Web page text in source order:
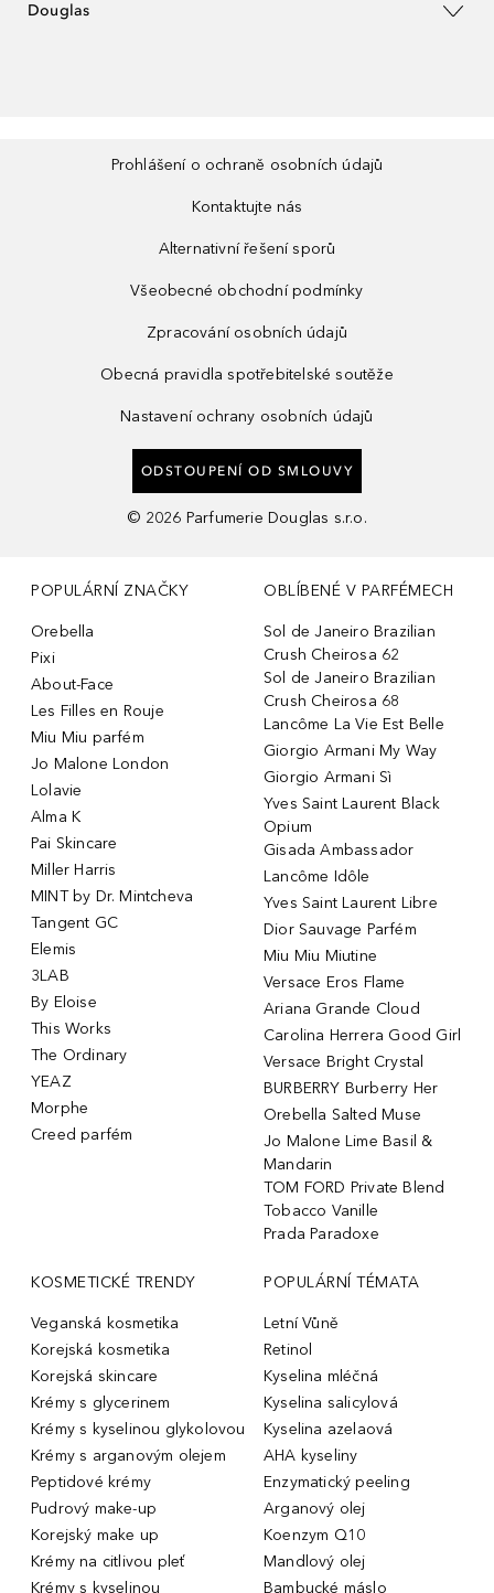
Douglas
Prohlášení o ochraně osobních údajů
Kontaktujte nás
Alternativní řešení sporů
Všeobecné obchodní podmínky
Zpracování osobních údajů
Obecná pravidla spotřebitelské soutěže
Nastavení ochrany osobních údajů
ODSTOUPENÍ OD SMLOUVY
© 2026 Parfumerie Douglas s.r.o.
POPULÁRNÍ ZNAČKY
Orebella
Pixi
About-Face
Les Filles en Rouje
Miu Miu parfém
Jo Malone London
Lolavie
Alma K
Pai Skincare
Miller Harris
MINT by Dr. Mintcheva
Tangent GC
Elemis
3LAB
By Eloise
This Works
The Ordinary
YEAZ
Morphe
Creed parfém
OBLÍBENÉ V PARFÉMECH
Sol de Janeiro Brazilian
Crush Cheirosa 62
Sol de Janeiro Brazilian
Crush Cheirosa 68
Lancôme La Vie Est Belle
Giorgio Armani My Way
Giorgio Armani Sì
Yves Saint Laurent Black
Opium
Gisada Ambassador
Lancôme Idôle
Yves Saint Laurent Libre
Dior Sauvage Parfém
Miu Miu Miutine
Versace Eros Flame
Ariana Grande Cloud
Carolina Herrera Good Girl
Versace Bright Crystal
BURBERRY Burberry Her
Orebella Salted Muse
Jo Malone Lime Basil &
Mandarin
TOM FORD Private Blend
Tobacco Vanille
Prada Paradoxe
KOSMETICKÉ TRENDY
Veganská kosmetika
Korejská kosmetika
Korejská skincare
Krémy s glycerinem
Krémy s kyselinou glykolovou
Krémy s arganovým olejem
Peptidové krémy
Pudrový make-up
Korejský make up
Krémy na citlivou pleť
Krémy s kyselinou
POPULÁRNÍ TÉMATA
Letní Vůně
Retinol
Kyselina mléčná
Kyselina salicylová
Kyselina azelaová
AHA kyseliny
Enzymatický peeling
Arganový olej
Koenzym Q10
Mandlový olej
Bambucké máslo